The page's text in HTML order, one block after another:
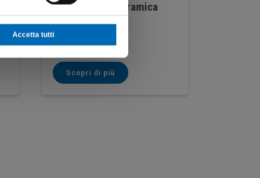
Accetta tutti
Gommino per ceramica
€28,69
Scopri di più